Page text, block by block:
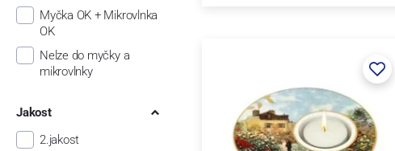
Myčka OK + Mikrovlnka
OK
Nelze do myčky a
mikrovlnky
Jakost
2.jakost